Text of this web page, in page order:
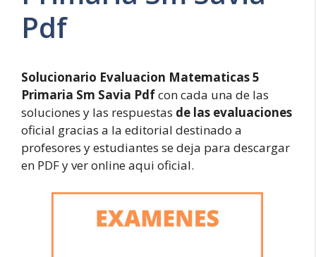
Pdf
Solucionario Evaluacion Matematicas 5
Primaria Sm Savia Pdfcon cada una de las
soluciones y las respuestas de las evaluaciones
oficial gracias a la editorial destinado a
profesores y estudiantes se deja para descargar
en PDF y ver online aqui oficial.